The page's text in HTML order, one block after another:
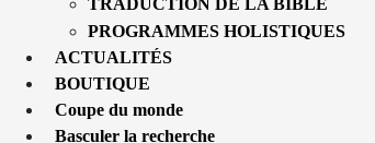
TRADUCTION DE LA BIBLE
PROGRAMMES HOLISTIQUES
ACTUALITÉS
BOUTIQUE
Coupe du monde
Basculer la recherche